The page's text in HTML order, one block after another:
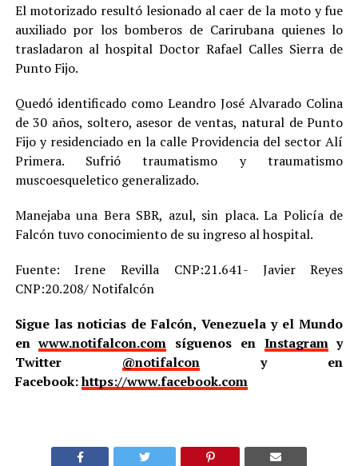
El motorizado resultó lesionado al caer de la moto y fue
auxiliado por los bomberos de Carirubana quienes lo
trasladaron al hospital Doctor Rafael Calles Sierra de
Punto Fijo.
Quedó identificado como Leandro José Alvarado Colina
de 30 años, soltero, asesor de ventas, natural de Punto
Fijo y residenciado en la calle Providencia del sector Alí
Primera. Sufrió traumatismo y traumatismo
muscoesqueletico generalizado.
Manejaba una Bera SBR, azul, sin placa. La Policía de
Falcón tuvo conocimiento de su ingreso al hospital.
Fuente: Irene Revilla CNP:21.641- Javier Reyes
CNP:20.208/ Notifalcón
Sigue las noticias de Falcón, Venezuela y el Mundo
enwww.notifalcon.com síguenos en Instagramy
Twitter @notifalcony en
Facebook:https://www.facebook.com